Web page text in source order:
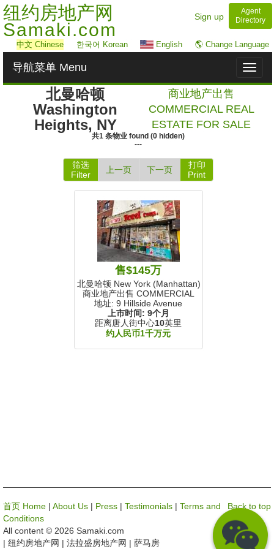
纽约房地产网
Samaki.com
Sign up
Agent
Directory
中文 Chinese 한국어 Korean English 🌎 Change Language
Toggle
导航菜单 Menu
北曼哈顿
Washington
Heights, NY
商业地产出售
COMMERCIAL REAL
ESTATE FOR SALE
共1 条物业 found (0 hidden)
---
筛选
Filter
上一页 下一页
打印
Print
售$145万
北曼哈顿 New York (Manhattan), NY
商业地产出售 COMMERCIAL
地址: 9 Hillside Avenue
上市时间: 9个月
距离唐人街中心10英里
约人民币1千万元
Back to top
首页 Home | About Us | Press | Testimonials | Terms and
Conditions
All content © 2026 Samaki.com
| 纽约房地产网 | 法拉盛房地产网 | 萨马房